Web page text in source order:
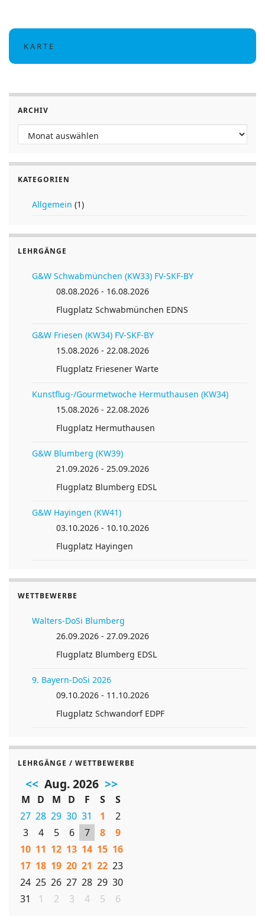
K A R T E
Flugplatz Pegnitz EDQZ
91257 Pegnitz (Deutschland)
ARCHIV
Archiv
KATEGORIEN
Allgemein (1)
LEHRGÄNGE
G&W Schwabmünchen (KW33) FV-SKF-BY
08.08.2026 - 16.08.2026
Flugplatz Schwabmünchen EDNS
G&W Friesen (KW34) FV-SKF-BY
15.08.2026 - 22.08.2026
Flugplatz Friesener Warte
Kunstflug-/Gourmetwoche Hermuthausen (KW34)
15.08.2026 - 22.08.2026
Flugplatz Hermuthausen
G&W Blumberg (KW39)
21.09.2026 - 25.09.2026
Flugplatz Blumberg EDSL
G&W Hayingen (KW41)
03.10.2026 - 10.10.2026
Flugplatz Hayingen
WETTBEWERBE
Walters-DoSi Blumberg
26.09.2026 - 27.09.2026
Flugplatz Blumberg EDSL
9. Bayern-DoSi 2026
09.10.2026 - 11.10.2026
Flugplatz Schwandorf EDPF
LEHRGÄNGE / WETTBEWERBE
<< Aug. 2026 >>
M D M D F S
S
27 28 29 30 31 1
2
3
4 5 6 7 8
9
10 11 12 13 14 15 16
17 18 19 20 21 22 23
24 25 26 27 28 29 30
31
1 2 3 4 5 6